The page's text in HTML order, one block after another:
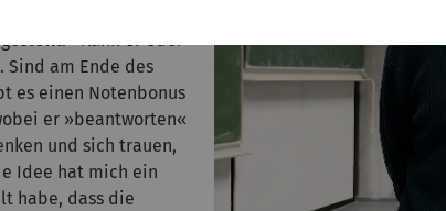
dem die Nummer
»Kann er oder
am Ende des
es einen Notenbonus
er »beantworten«
und sich trauen,
Idee hat mich ein
habe, dass die